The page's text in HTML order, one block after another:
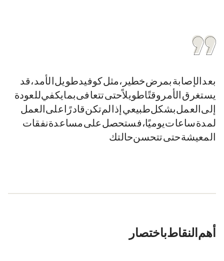
بعد الإصابة بمرض خطير، مثل «كوفيد طويل الأمد»، قد
يستغرق الأمر وقتًا طويلاً حتى تتعافى بما يكفي للعودة
إلى العمل بشكل طبيعي. إذا لم تكن قادرًا على العمل
لمدة 3 ساعات يوميًا، فستحصل على مساعدة نفقات
المعيشة حتى تتحسن حالتك.
أهم النقاط باختصار